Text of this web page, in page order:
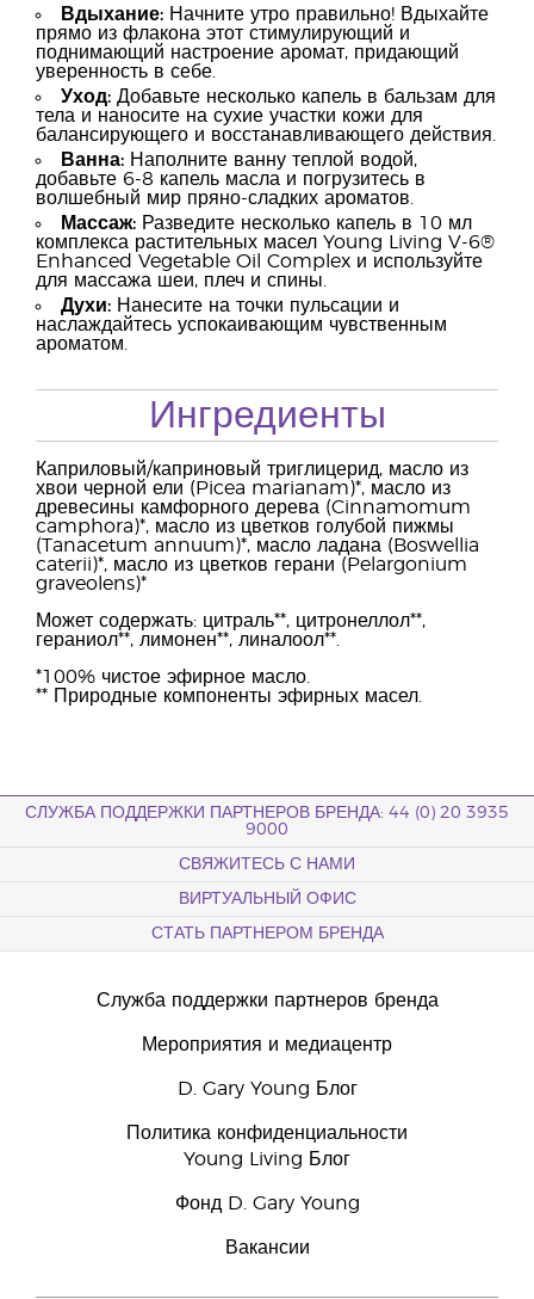
Вдыхание: Начните утро правильно! Вдыхайте
прямо из флакона этот стимулирующий и
поднимающий настроение аромат, придающий
уверенность в себе.
Уход: Добавьте несколько капель в бальзам для
тела и наносите на сухие участки кожи для
балансирующего и восстанавливающего действия.
Ванна: Наполните ванну теплой водой,
добавьте 6-8 капель масла и погрузитесь в
волшебный мир пряно-сладких ароматов.
Массаж: Разведите несколько капель в 10 мл
комплекса растительных масел Young Living V-6®
Enhanced Vegetable Oil Complex и используйте
для массажа шеи, плеч и спины.
Духи: Нанесите на точки пульсации и
наслаждайтесь успокаивающим чувственным
ароматом.
Ингредиенты
Каприловый/каприновый триглицерид, масло из
хвои черной ели (Picea marianam)*, масло из
древесины камфорного дерева (Cinnamomum
camphora)*, масло из цветков голубой пижмы
(Tanacetum annuum)*, масло ладана (Boswellia
caterii)*, масло из цветков герани (Pelargonium
graveolens)*
Может содержать: цитраль**, цитронеллол**,
гераниол**, лимонен**, линалоол**.
*100% чистое эфирное масло.
** Природные компоненты эфирных масел.
СЛУЖБА ПОДДЕРЖКИ ПАРТНЕРОВ БРЕНДА: 44 (0) 20 3935
9000
СВЯЖИТЕСЬ С НАМИ
ВИРТУАЛЬНЫЙ ОФИС
СТАТЬ ПАРТНЕРОМ БРЕНДА
Служба поддержки партнеров бренда
Мероприятия и медиацентр
D. Gary Young Блог
Политика конфиденциальности
Young Living Блог
Фонд D. Gary Young
Вакансии